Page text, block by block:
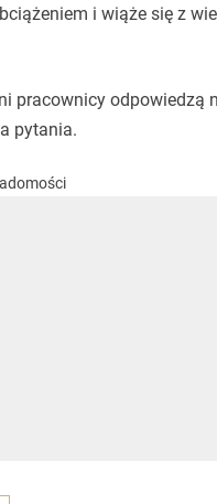
i wiąże się z
pracownicy odpowiedzą
pytania.